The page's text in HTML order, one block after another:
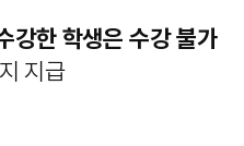
한 학생은 수강 불가
지급